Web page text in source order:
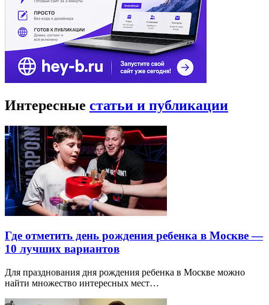
Интересные статьи и публикации
Где отметить день рождения ребенка в Москве —
10 лучших вариантов
Для празднования дня рождения ребенка в Москве можно
найти множество интересных мест…